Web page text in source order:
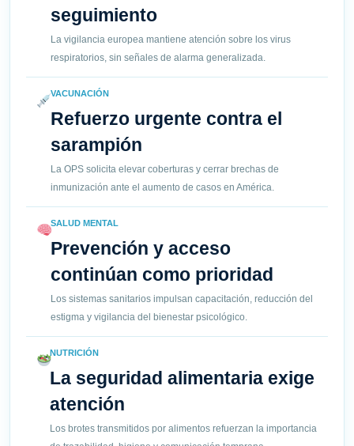
seguimiento
La vigilancia europea mantiene atención sobre los virus
respiratorios, sin señales de alarma generalizada.
VACUNACIÓN
Refuerzo urgente contra el
sarampión
La OPS solicita elevar coberturas y cerrar brechas de
inmunización ante el aumento de casos en América.
SALUD MENTAL
Prevención y acceso
continúan como prioridad
Los sistemas sanitarios impulsan capacitación, reducción del
estigma y vigilancia del bienestar psicológico.
NUTRICIÓN
La seguridad alimentaria exige
atención
Los brotes transmitidos por alimentos refuerzan la importancia